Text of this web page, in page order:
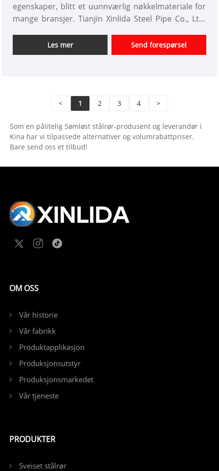
egenskaper, blitt et uunnværlig nøkkelmateriale for
mange bransjer. Tianjin Xinlida Steel Pipe Co., Ltd.
oppnådd bemerkelsesverdige resultater innen
forskning, utvikling, produksjon og handel med
Les mer Send forespørsel
< 1 2 3 4 >
Som en pålitelig Sømløst stålrør-produsent og leverandør i
Kina har vi tilpassede alternativer og volumrabattpriser.
Bare send oss ​​et tilbud!
OM OSS
Vår historie
Vår fabrikk
Produktapplikasjon
Produksjonsutstyr
Produksjonsmarkedet
Vår tjeneste
PRODUKTER
Sveiset stålrør